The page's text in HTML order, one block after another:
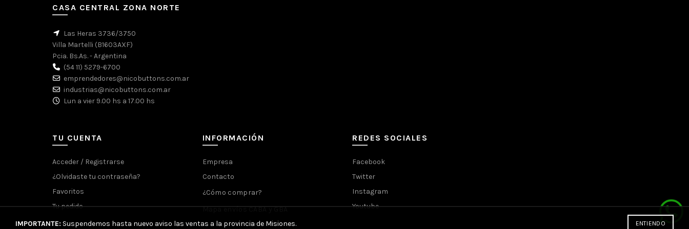
CASA CENTRAL ZONA NORTE
Las Heras 3736/3750
Villa Martelli (B1603AXF)
Pcia. Bs.As. - Argentina
(54 11) 5279-6700
emprendedores@nicobuttons.com.ar
industrias@nicobuttons.com.ar
Lun a vier 9.00 hs a 17.00 hs
TU CUENTA
Acceder / Registrarse
¿Olvidaste tu contraseña?
Favoritos
Tu pedido
INFORMACIÓN
Empresa
Contacto
¿Cómo comprar?
Mapa envíos CABA y GBA
REDES SOCIALES
Facebook
Twitter
Instagram
Youtube
IMPORTANTE: Suspendemos hasta nuevo aviso las ventas a la provincia de Misiones. ENTIENDO